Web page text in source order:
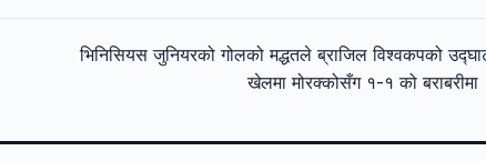
भिनिसियस जुनियरको गोलको मद्धतले ब्राजिल विश्वकपको
खेलमा मोरक्कोसँग १-१ को